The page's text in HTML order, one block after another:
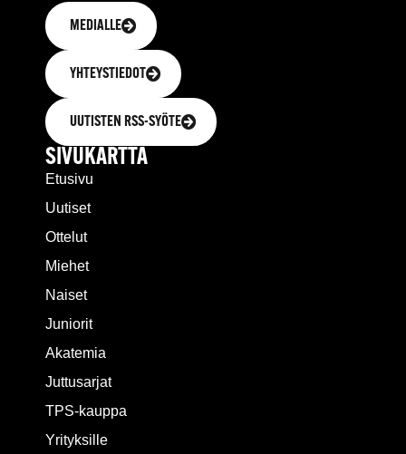
MEDIALLE
YHTEYSTIEDOT
UUTISTEN RSS-SYÖTE
SIVUKARTTA
Etusivu
Uutiset
Ottelut
Miehet
Naiset
Juniorit
Akatemia
Juttusarjat
TPS-kauppa
Yrityksille